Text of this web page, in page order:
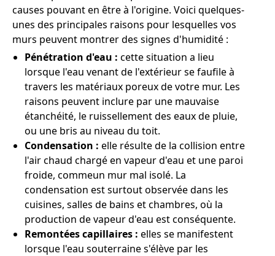
causes pouvant en être à l'origine. Voici quelques-
unes des principales raisons pour lesquelles vos
murs peuvent montrer des signes d'humidité :
Pénétration d'eau : cette situation a lieu
lorsque l'eau venant de l'extérieur se faufile à
travers les matériaux poreux de votre mur. Les
raisons peuvent inclure par une mauvaise
étanchéité, le ruissellement des eaux de pluie,
ou une bris au niveau du toit.
Condensation : elle résulte de la collision entre
l'air chaud chargé en vapeur d'eau et une paroi
froide, commeun mur mal isolé. La
condensation est surtout observée dans les
cuisines, salles de bains et chambres, où la
production de vapeur d'eau est conséquente.
Remontées capillaires : elles se manifestent
lorsque l'eau souterraine s'élève par les